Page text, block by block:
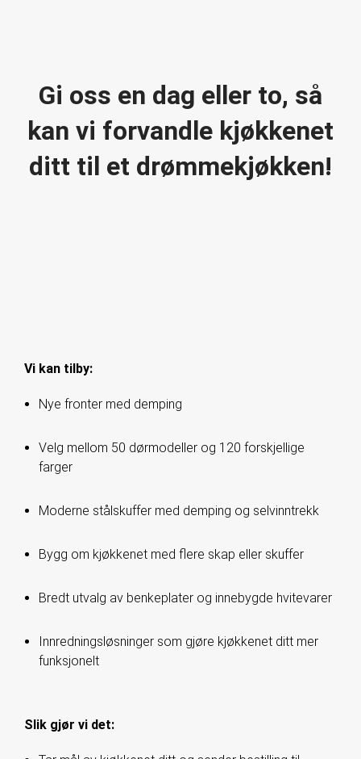
Gi oss en dag eller to, så
kan vi forvandle kjøkkenet
ditt til et drømmekjøkken!
Vi kan tilby:
Nye fronter med demping
Velg mellom 50 dørmodeller og 120 forskjellige
farger
Moderne stålskuffer med demping og selvinntrekk
Bygg om kjøkkenet med flere skap eller skuffer
Bredt utvalg av benkeplater og innebygde hvitevarer
Innredningsløsninger som gjøre kjøkkenet ditt mer
funksjonelt
Slik gjør vi det: